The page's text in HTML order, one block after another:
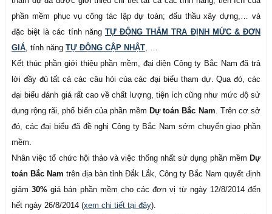
phần mềm phục vụ công tác lập dự toán; đấu thầu xây dựng,… và
đặc biệt là các tính năng TỰ ĐỘNG THẨM TRA ĐỊNH MỨC & ĐƠN
GIÁ, tính năng TỰ ĐỘNG CẬP NHẬT, …
Kết thúc phần giới thiệu phần mềm, đại diện Công ty Bắc Nam đã trả
lời đầy đủ tất cả các câu hỏi của các đại biểu tham dự. Qua đó, các
đại biểu đánh giá rất cao về chất lượng, tiện ích cũng như mức độ sử
dụng rộng rãi, phổ biến của phần mềm Dự toán Bắc Nam. Trên cơ sở
đó, các đại biểu đã đề nghị Công ty Bắc Nam sớm chuyển giao phần
mềm.
Nhân việc tổ chức hội thảo và việc thống nhất sử dụng phần mềm Dự
toán Bắc Nam trên địa bàn tỉnh Đắk Lắk, Công ty Bắc Nam quyết định
giảm30% giá bán phần mềm cho các đơn vị từ ngày 12/8/2014 đến
hết ngày 26/8/2014 (xem chi tiết tại đây).